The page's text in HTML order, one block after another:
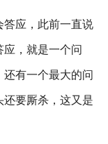
答应，此前一直说
，就是一个问
有一个最大的问
要厮杀，这又是